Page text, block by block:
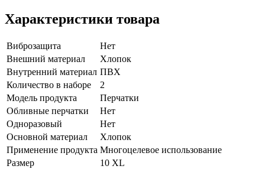
Характеристики товара
Виброзащита
Нет
Внешний материал
Хлопок
Внутренний материал ПВХ
Количество в наборе
2
Модель продукта
Перчатки
Обливные перчатки
Нет
Одноразовый
Нет
Основной материал
Хлопок
Применение продукта Многоцелевое использование
Размер
10 XL